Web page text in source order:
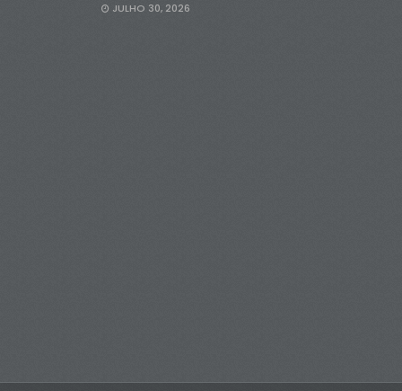
JULHO 30, 2026